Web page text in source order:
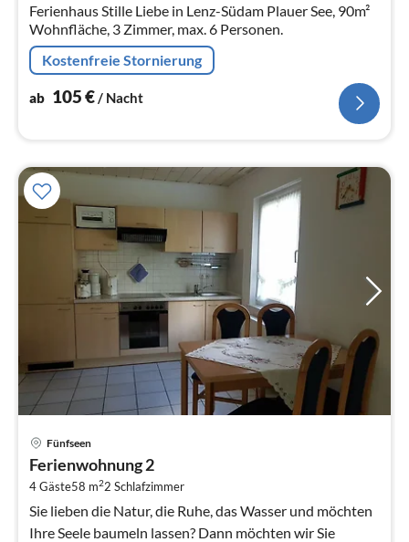
Ferienhaus Stille Liebe in Lenz-Südam Plauer See, 90m²
Wohnfläche, 3 Zimmer, max. 6 Personen.
Kostenfreie Stornierung
ab 105€/ Nacht
Fünfseen
Ferienwohnung 2
4 Gäste58 m22 Schlafzimmer
Sie lieben die Natur, die Ruhe, das Wasser und möchten
Ihre Seele baumeln lassen? Dann möchten wir Sie